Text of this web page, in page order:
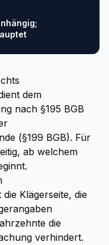
dem
nach §195 BGB
(§199 BGB). Für
ab welchem
Klägerseite, die
die
verhindert.